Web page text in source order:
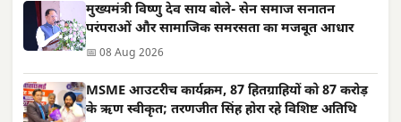
मुख्यमंत्री विष्णु देव साय बोले- सेन समाज सनातन
परंपराओं और सामाजिक समरसता का मजबूत आधार
📅 08 Aug 2026
MSME आउटरीच कार्यक्रम, 87 हितग्राहियों को 87 करोड़
के ऋण स्वीकृत; तरणजीत सिंह होरा रहे विशिष्ट अतिथि